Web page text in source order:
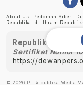
About Us Pedoman Siber
Republika.id
Republika telah
Sertifikat Nomor
https://
© 2026 PT Republika Media